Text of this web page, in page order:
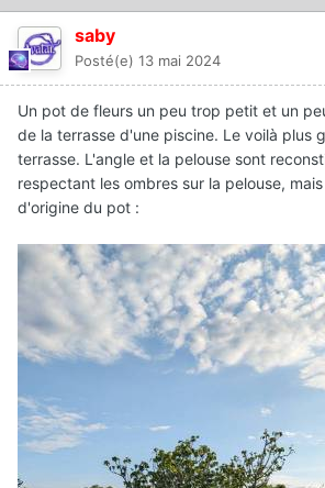
saby
Posté(e) 13 mai 2024
Un pot de fleurs un peu trop petit et un
de la terrasse d'une piscine. Le voilà plus
terrasse. L'angle et la pelouse sont
respectant les ombres sur la pelouse,
d'origine du pot :